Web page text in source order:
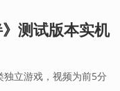
测试版本实机
立游戏，视频为前5分